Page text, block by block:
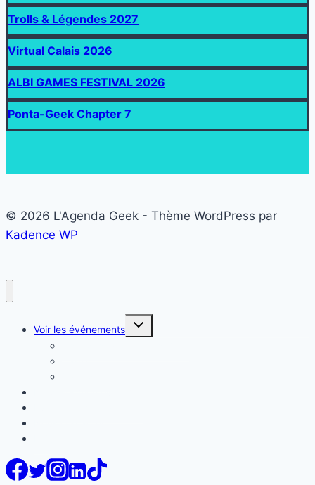
Trolls & Légendes 2027
Virtual Calais 2026
ALBI GAMES FESTIVAL 2026
Ponta-Geek Chapter 7
© 2026 L'Agenda Geek - Thème WordPress par
Kadence WP
Voir les événements
Ouvrir/fermer